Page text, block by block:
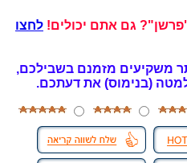
גם אתם יכולים! לחצו
משקיעים מזמנם בשבילכם,
(בנימוס) את דעתכם.